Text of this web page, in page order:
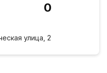
0
улица, 2